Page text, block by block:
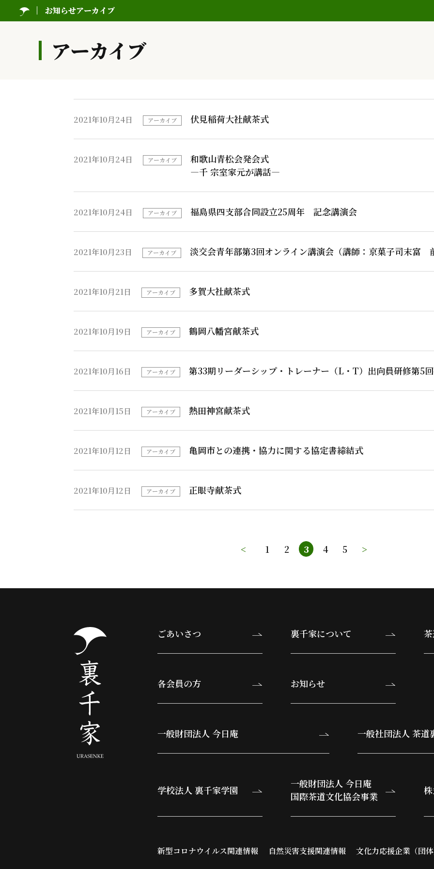
お知らせアーカイブ
アーカイブ
2021年10月24日 アーカイブ 伏見稲荷大社献茶式
2021年10月24日 アーカイブ
和歌山青松会発会式
―千 宗室家元が講話―
2021年10月24日 アーカイブ 福島県四支部合同設立25周年 記念講演会
2021年10月23日 アーカイブ 淡交会青年部第3回オンライン講演会（講師：京菓子司末
2021年10月21日 アーカイブ 多賀大社献茶式
2021年10月19日 アーカイブ 鶴岡八幡宮献茶式
2021年10月16日 アーカイブ 第33期リーダーシップ・トレーナー（L・T）出向員研修第5
2021年10月15日 アーカイブ 熱田神宮献茶式
2021年10月12日 アーカイブ 亀岡市との連携・協力に関する協定書締結式
2021年10月12日 アーカイブ 正眼寺献茶式
< 1 2 3 4 5 >
ごあいさつ 裏千家について
各会員の方 お知らせ
一般財団法人 今日庵 一般社団法人 茶道
学校法人 裏千家学園
一般財団法人 今日庵
国際茶道文化協会事業
新型コロナウイルス関連情報 自然災害支援関連情報 文化力応援企業（団